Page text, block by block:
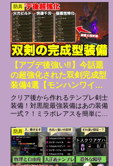
レレゴ03:53 超回復力04:57 お
わり_(:3」∠)__(:3」∠)__(:3」
∠)__(:...
防具
【アプデ後強い‼️】今話題
の超強化された双剣完成型
装備4選【モンハンワイル
ズ】
クリア後から作れるテンプレ剣士
装備！対黒龍最強装備はあの装備
一式？！ミラボレアスを簡単に倒
底解説アイスボーンの人口が増え
てる理由パンパンセミ主体の奴は
大体地雷#ワイルズ#モンハン #モ
ンハンワイルズ#モンハン ...
防具